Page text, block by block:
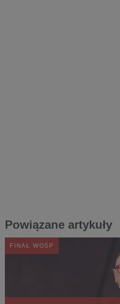
Powiązane artykuły
FINAŁ WOŚP